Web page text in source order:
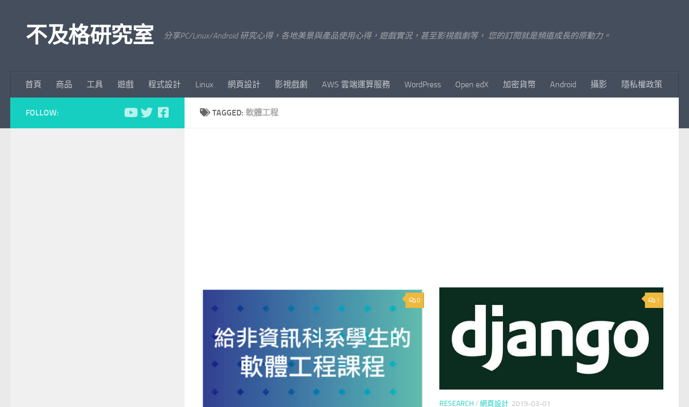
不及格研究室 分享PC/Linux/Android 研究心得，各地美景與產品使用心得，遊戲實況，甚至影視戲劇等， 您的訂閱就是頻道成長的原動力。
首頁 商品 工具 遊戲 程式設計 Linux 網頁設計 影視戲劇 AWS 雲端運算服務 WordPress Open edX 加密貨幣 Android 攝影 隱私權政策
TAGGED: 軟體工程
0 1
RESEARCH/ 網頁設計 2019-03-01
FOLLOW: